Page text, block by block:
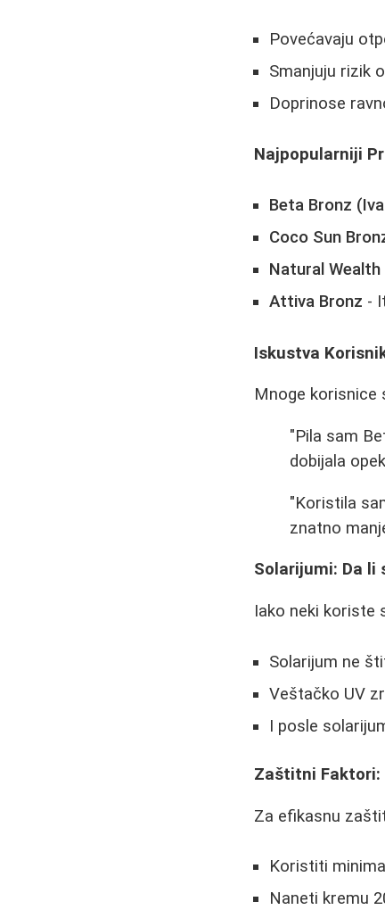
Povećavaju
Smanjuju rizik
Doprinose
Najpopularniji
Beta Bronz
Coco Sun
Natural
Attiva Bronz -
Iskustva
Mnoge korisnice
"Pila sam
dobijala
"Koristila
znatno
Solarijumi: Da li
Iako neki koriste
Solarijum ne
Veštačko UV
I posle
Zaštitni Faktori:
Za efikasnu
Koristiti
Naneti kremu